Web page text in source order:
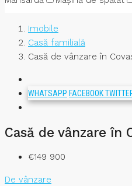
Imobile
Casă familială
Casă de vânzare în
WHATSAPP FACEBOOK
Casă de vânzare în
€149 900
De vânzare